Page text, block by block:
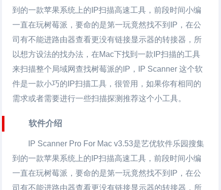
到的一款苹果系统上的IP扫描高速工具，前段时间小编
一直在玩树莓派，要命的是第一玩竟然找不到IP，在公
司有不能进路由器查看更没有链接显示器的转接器，所
以想方设法的找办法，在Mac下找到一款IP扫描的工具
来扫描整个局域网查找树莓派的IP，IP Scanner 这个软
件是一款小巧的IP扫描工具，很管用，如果你有相同的
需求或者需要进行一些扫描探测推荐这个小工具。
软件介绍
IP Scanner Pro For Mac v3.53是艺优软件乐园搜集
到的一款苹果系统上的IP扫描高速工具，前段时间小编
一直在玩树莓派，要命的是第一玩竟然找不到IP，在公
司有不能进路由器查看更没有链接显示器的转接器，所